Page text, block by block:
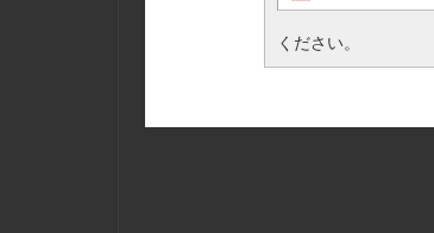
ください。